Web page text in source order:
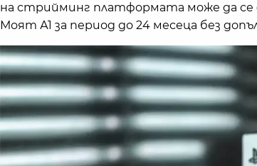
на стрийминг платформата може да се
Моят А1 за период до 24 месеца без